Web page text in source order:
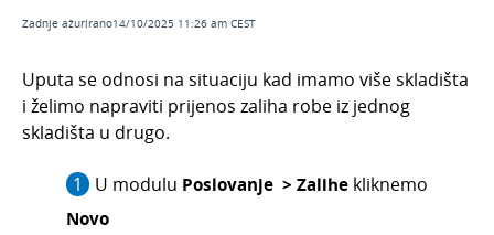
Unos nove primke
Izdana e-otpremnica
Primljena e-otpremnica
Prijenos među skladištima - međuskladišnica
Inventura zaliha
Kako u zalihama napraviti otpis?
Zadnje ažurirano14/10/2025 11:26 am CEST
Uputa se odnosi na situaciju kad imamo više skladišta
i želimo napraviti prijenos zaliha robe iz jednog
skladišta u drugo.
U modulu Poslovanje > Zalihe kliknemo
Novo